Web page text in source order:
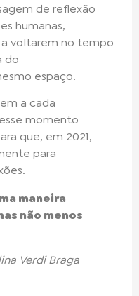
de reflexão
humanas,
voltarem no tempo
do
espaço.
a cada
momento
que, em 2021,
para
maneira
não menos
Verdi Braga